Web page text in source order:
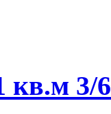
кв.м 3/